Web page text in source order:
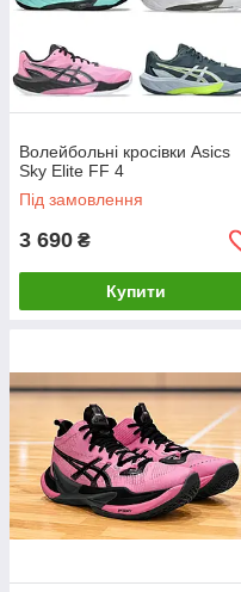
Волейбольні кросівки Asics
Sky Elite FF 4
Під замовлення
3 690 ₴
Купити